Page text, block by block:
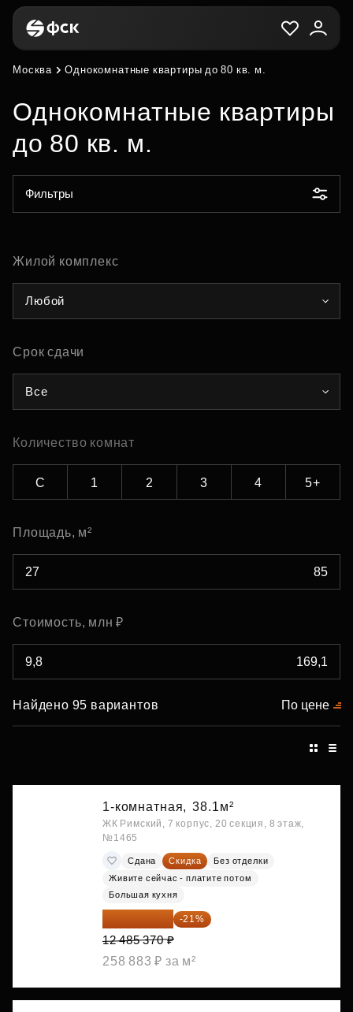
Москва Однокомнатные квартиры до 80 кв. м.
Однокомнатные квартиры
до 80 кв. м.
Фильтры
Жилой комплекс
Любой
Срок сдачи
Все
Количество комнат
С 1 2 3 4 5+
Площадь, м²
Стоимость, млн ₽
Найдено 95 вариантов По цене
1-комнатная, 38.1м²
ЖК Римский, 7 корпус, 20 секция, 8 этаж,
№1465
Сдана Скидка
Без отделки
Живите сейчас - платите потом
Большая кухня
-21%
12 485 370 ₽
258 883 ₽ за м²